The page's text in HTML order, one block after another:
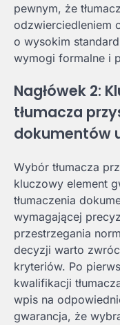
pewnym, że
odzwierciedleniem
o wysokim
wymogi formalne i
Nagłówek 2:
tłumacza
dokumentów
Wybór tłumacza
kluczowy element
tłumaczenia
wymagającej
przestrzegania
decyzji warto
kryteriów. Po
kwalifikacji
wpis na
gwarancja, że